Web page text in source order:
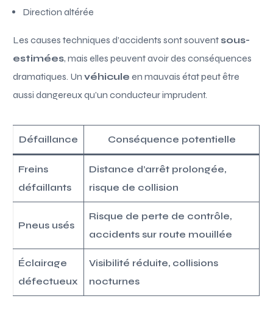
Direction altérée
Les causes techniques d’accidents sont souvent sous-
estimées, mais elles peuvent avoir des conséquences
dramatiques. Unvéhicule en mauvais état peut être
aussi dangereux qu’un conducteur imprudent.
Défaillance Conséquence potentielle
Freins
défaillants
Distance d’arrêt prolongée,
risque de collision
Pneus usés
Risque de perte de contrôle,
accidents sur route mouillée
Éclairage
défectueux
Visibilité réduite, collisions
nocturnes